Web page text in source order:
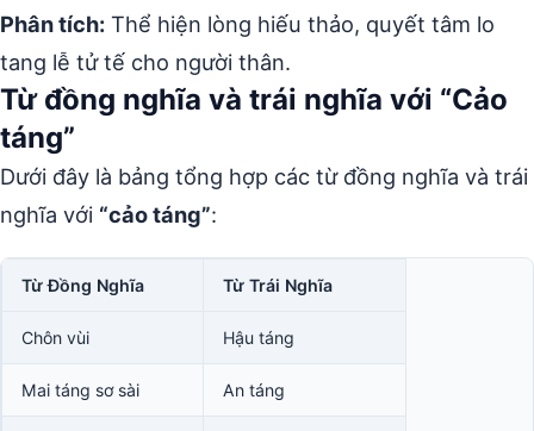
Phân tích: Thể hiện lòng hiếu thảo, quyết tâm lo
tang lễ tử tế cho người thân.
Từ đồng nghĩa và trái nghĩa với “Cảo
táng”
Dưới đây là bảng tổng hợp các từ đồng nghĩa và trái
nghĩa với “cảo táng”:
Từ Đồng Nghĩa Từ Trái Nghĩa
Chôn vùi Hậu táng
Mai táng sơ sài An táng